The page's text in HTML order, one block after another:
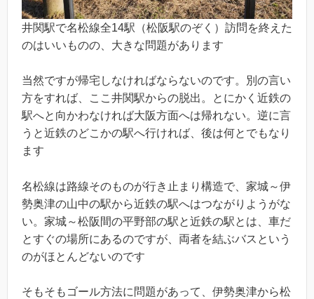
井関駅で名松線全14駅（松阪駅のぞく）訪問を終えた
のはいいものの、大きな問題があります
当然ですが帰宅しなければならないのです。別の言い
方をすれば、ここ井関駅からの脱出。とにかく近鉄の
駅へと向かわなければ大阪方面へは帰れない。逆に言
うと近鉄のどこかの駅へ行ければ、後は何とでもなり
ます
名松線は路線そのものが行き止まり構造で、家城～伊
勢奥津の山中の駅から近鉄の駅へはつながりようがな
い。家城～松阪間の平野部の駅と近鉄の駅とは、車だ
とすぐの場所にあるのですが、両者を結ぶバスという
のがほとんどないのです
そもそもゴール方法に問題があって、伊勢奥津から松